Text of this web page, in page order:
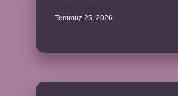
Temmuz 25, 2026